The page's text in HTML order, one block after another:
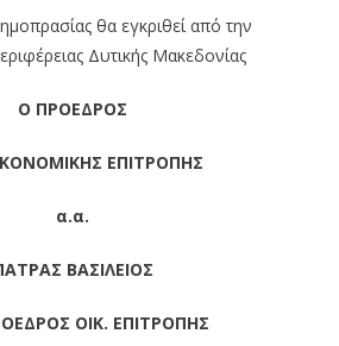
θα εγκριθεί από την
Δυτικής Μακεδονίας
Ο ΠΡΟΕΔΡΟΣ
ΕΠΙΤΡΟΠΗΣ
α.α.
ΒΑΣΙΛΕΙΟΣ
ΟΙΚ. ΕΠΙΤΡΟΠΗΣ